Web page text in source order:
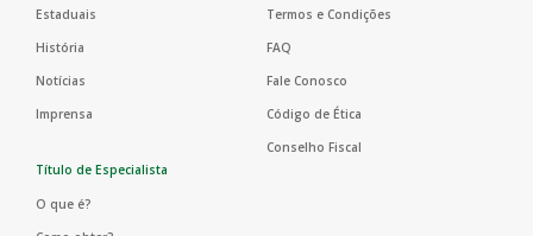
Estaduais
História
Notícias
Imprensa
Termos e Condições
FAQ
Fale Conosco
Código de Ética
Conselho Fiscal
Título de Especialista
O que é?